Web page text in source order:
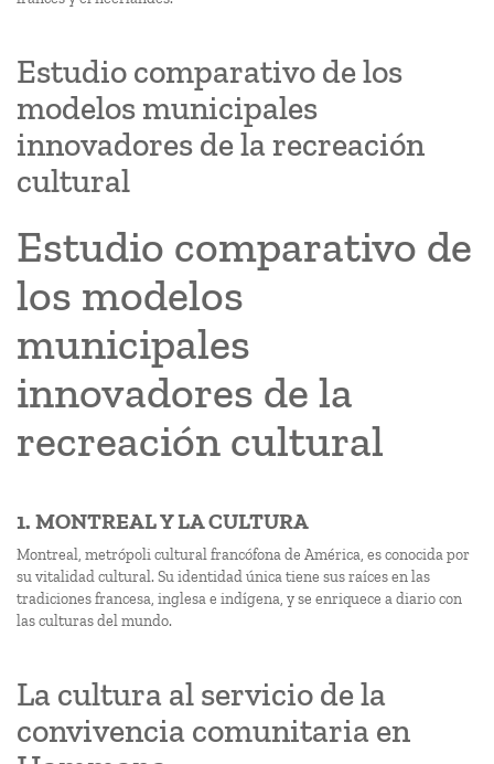
Estudio comparativo de los
modelos municipales
innovadores de la recreación
cultural
Estudio comparativo de
los modelos
municipales
innovadores de la
recreación cultural
1. MONTREAL Y LA CULTURA
Montreal, metrópoli cultural francófona de América, es conocida por
su vitalidad cultural. Su identidad única tiene sus raíces en las
tradiciones francesa, inglesa e indígena, y se enriquece a diario con
las culturas del mundo.
La cultura al servicio de la
convivencia comunitaria en